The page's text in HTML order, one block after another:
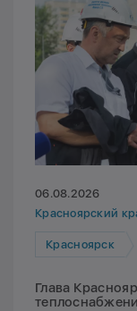
06.08.2026
Красноярский
Красноярск
Глава